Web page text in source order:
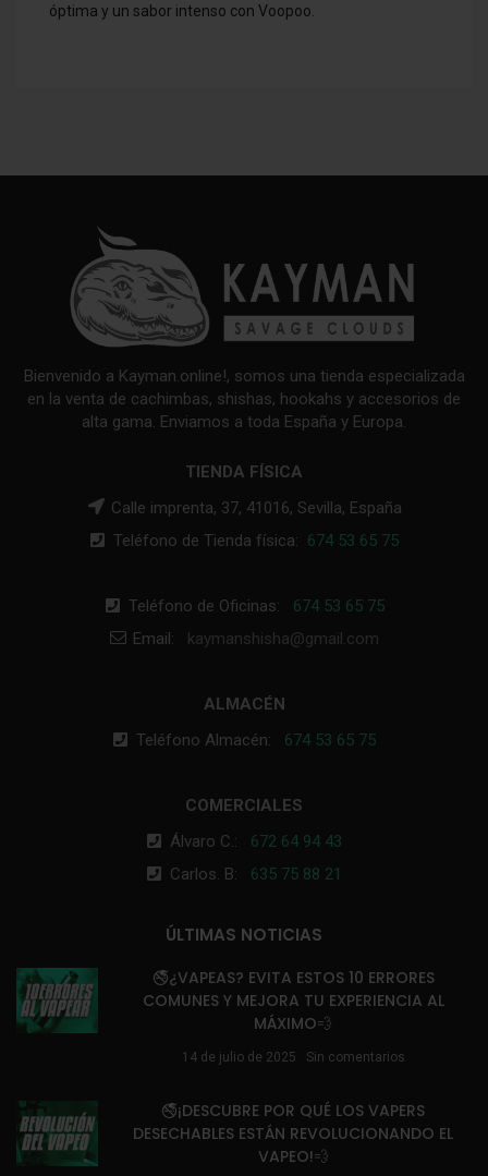
óptima y un sabor intenso con Voopoo.
Bienvenido a Kayman.online!, somos una tienda especializada
en la venta de cachimbas, shishas, hookahs y accesorios de
alta gama. Enviamos a toda España y Europa.
TIENDA FÍSICA
Calle imprenta, 37, 41016, Sevilla, España
Teléfono de Tienda física: 674 53 65 75
Teléfono de Oficinas: 674 53 65 75
Email: kaymanshisha@gmail.com
ALMACÉN
Teléfono Almacén: 674 53 65 75
COMERCIALES
Álvaro C.: 672 64 94 43
Carlos. B: 635 75 88 21
ÚLTIMAS NOTICIAS
🚭¿VAPEAS? EVITA ESTOS 10 ERRORES
COMUNES Y MEJORA TU EXPERIENCIA AL
MÁXIMO💨
14 de julio de 2025 Sin comentarios
🚭¡DESCUBRE POR QUÉ LOS VAPERS
DESECHABLES ESTÁN REVOLUCIONANDO EL
VAPEO!💨